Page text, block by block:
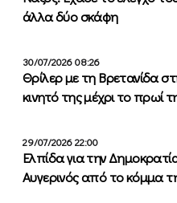
άλλα δύο σκάφη
30/07/2026 08:26
Θρίλερ με τη Βρετανίδα
κινητό της μέχρι το πρωί
29/07/2026 22:00
Ελπίδα για την
Αυγερινός από το κόμμα